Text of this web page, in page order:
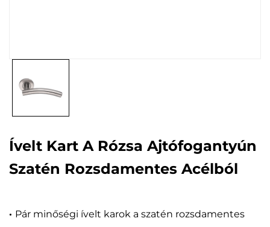
Ívelt Kart A Rózsa Ajtófogantyún
Szatén Rozsdamentes Acélból
· Pár minőségi ívelt karok a szatén rozsdamentes